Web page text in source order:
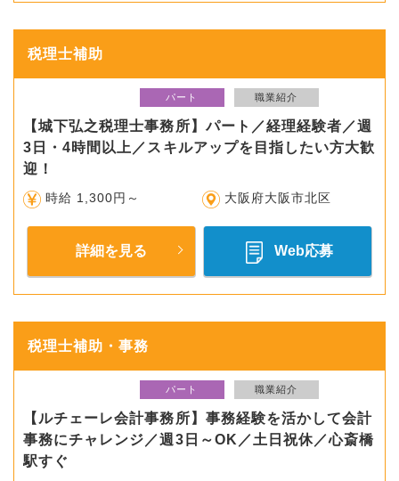
税理士補助
パート 職業紹介
【城下弘之税理士事務所】パート／経理経験者／週
3日・4時間以上／スキルアップを目指したい方大歓
迎！
時給 1,300円～ 大阪府大阪市北区
詳細を見る Web応募
税理士補助・事務
パート 職業紹介
【ルチェーレ会計事務所】事務経験を活かして会計
事務にチャレンジ／週3日～OK／土日祝休／心斎橋
駅すぐ